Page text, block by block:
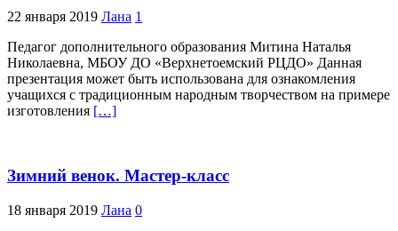
22 января 2019 Лана 1
Педагог дополнительного образования Митина Наталья
Николаевна, МБОУ ДО «Верхнетоемский РЦДО» Данная
презентация может быть использована для ознакомления
учащихся с традиционным народным творчеством на примере
изготовления […]
Зимний венок. Мастер-класс
18 января 2019 Лана 0